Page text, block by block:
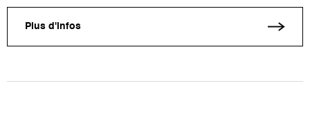
Plus d'infos